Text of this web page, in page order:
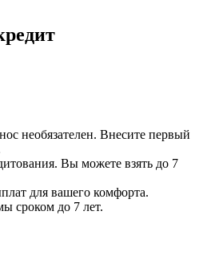
необязателен. Внесите первый
Вы можете взять до 7
для вашего комфорта.
сроком до 7 лет.